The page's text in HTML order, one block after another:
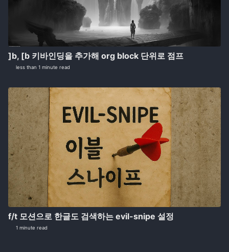
]b, [b 키바인딩을 추가해 org block 단위로 점프
less than 1 minute read
f/t 모션으로 한글도 검색하는 evil-snipe 설정
1 minute read